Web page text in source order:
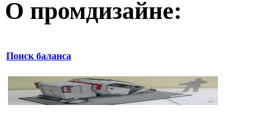
О промдизайне:
Поиск баланса